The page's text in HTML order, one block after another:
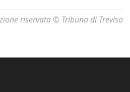
riservata © Tribuna di Treviso